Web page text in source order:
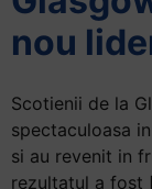
nou
Scotienii de la
spectaculoasa
si au revenit in
rezultatul a fost